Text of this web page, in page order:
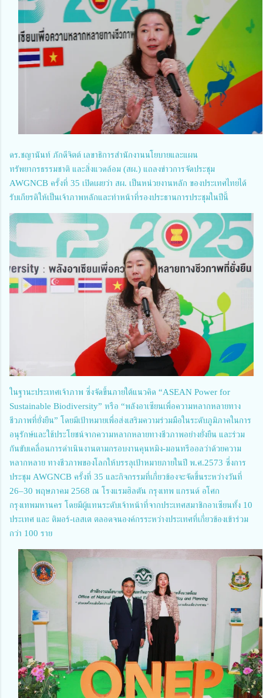
ดร.ชญานันท์ ภักดีจิตต์ เลขาธิการสำนักงานนโยบายและแผน
ทรัพยากรธรรมชาติ และสิ่งแวดล้อม (สผ.) แถลงข่าวการจัดประชุม
AWGNCB ครั้งที่ 35 เปิดเผยว่า สผ. เป็นหน่วยงานหลัก ของประเทศไทยได้
รับเกียรติให้เป็นเจ้าภาพหลักและทำหน้าที่รองประธานการประชุมในปีนี้
ในฐานะประเทศเจ้าภาพ ซึ่งจัดขึ้นภายใต้แนวคิด “ASEAN Power for
Sustainable Biodiversity” หรือ “พลังอาเซียนเพื่อความหลากหลายทาง
ชีวภาพที่ยั่งยืน” โดยมีเป้าหมายเพื่อส่งเสริมความร่วมมือในระดับภูมิภาคในการ
อนุรักษ์และใช้ประโยชน์จากความหลากหลายทางชีวภาพอย่างยั่งยืน และร่วม
กันขับเคลื่อนการดำเนินงานตามกรอบงานคุนหมิง-มอนทรีออลว่าด้วยความ
หลากหลาย ทางชีวภาพของโลกให้บรรลุเป้าหมายภายในปี พ.ศ.2573 ซึ่งการ
ประชุม AWGNCB ครั้งที่ 35 และกิจกรรมที่เกี่ยวข้องจะจัดขึ้นระหว่างวันที่
26–30 พฤษภาคม 2568 ณ โรงแรมฮิลตัน กรุงเทพ แกรนด์ อโศก
กรุงเทพมหานคร โดยมีผู้แทนระดับเจ้าหน้าที่จากประเทศสมาชิกอาเซียนทั้ง 10
ประเทศ และ ติมอร์-เลสเต ตลอดจนองค์กรระหว่างประเทศที่เกี่ยวข้องเข้าร่วม
กว่า 100 ราย